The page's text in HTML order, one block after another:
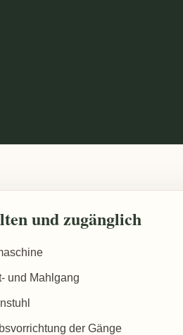
und zugänglich
und Mahlgang
der Gänge